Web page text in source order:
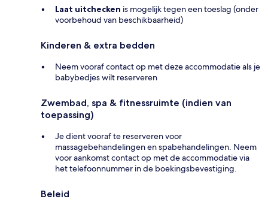
Laat uitchecken is mogelijk tegen een toeslag (onder
voorbehoud van beschikbaarheid)
Kinderen & extra bedden
Neem vooraf contact op met deze accommodatie als je
babybedjes wilt reserveren
Zwembad, spa & fitnessruimte (indien van
toepassing)
Je dient vooraf te reserveren voor
massagebehandelingen en spabehandelingen. Neem
voor aankomst contact op met de accommodatie via
het telefoonnummer in de boekingsbevestiging.
Beleid